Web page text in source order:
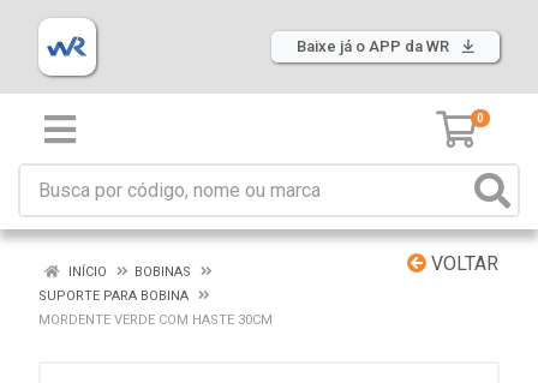
Baixe já o APP da WR
0
VOLTAR
INÍCIO
BOBINAS
SUPORTE PARA BOBINA
MORDENTE VERDE COM HASTE 30CM